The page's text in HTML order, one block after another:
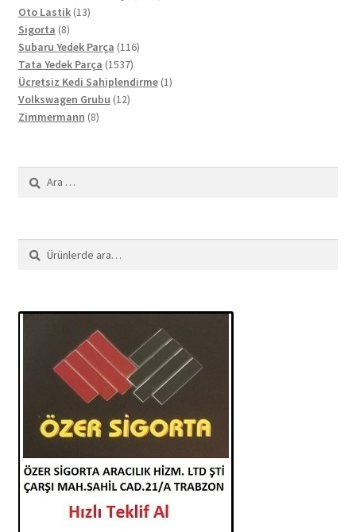
Oto Lastik 1313
Sigorta 88
ürün
Subaru Yedek Parça 116116
Tata Yedek Parça 15371537
ürün
Ücretsiz Kedi Sahiplendirme 11
Volkswagen Grubu 1212
Zimmermann 88
Arama:
Ara:
Ara